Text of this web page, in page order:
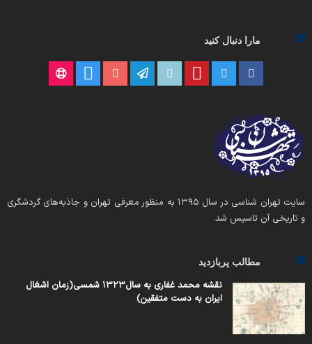
مارا دنبال کنید
سایت تهران شناسی در سال ۱۳۹۵ به منظور معرفی تهران و جاذبه‌های گردشگری
و تاریخی آن تاسیس شد.
مطالب پربازدید
نقشه محمد غفاری به سال۱۳۲۳ شمسی(زمان اشغال
ایران به دست متفقین)